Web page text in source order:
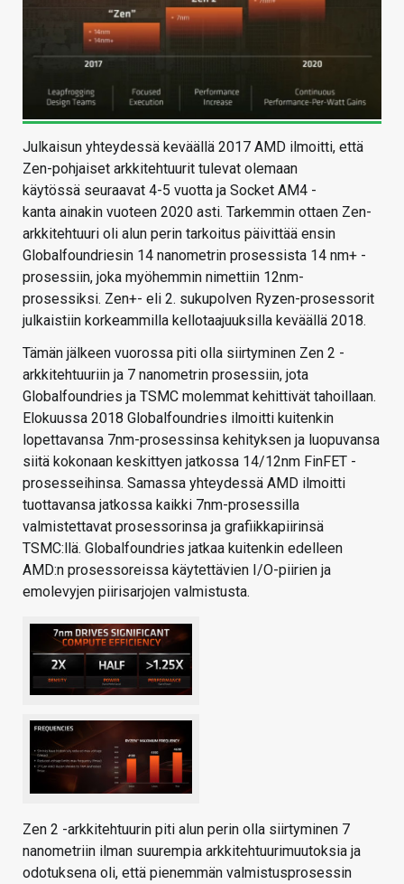
Julkaisun yhteydessä keväällä 2017 AMD ilmoitti, että
Zen-pohjaiset arkkitehtuurit tulevat olemaan
käytössä seuraavat 4-5 vuotta ja Socket AM4 -
kanta ainakin vuoteen 2020 asti. Tarkemmin ottaen Zen-
arkkitehtuuri oli alun perin tarkoitus päivittää ensin
Globalfoundriesin 14 nanometrin prosessista 14 nm+ -
prosessiin, joka myöhemmin nimettiin 12nm-
prosessiksi. Zen+- eli 2. sukupolven Ryzen-prosessorit
julkaistiin korkeammilla kellotaajuuksilla keväällä 2018.
Tämän jälkeen vuorossa piti olla siirtyminen Zen 2 -
arkkitehtuuriin ja 7 nanometrin prosessiin, jota
Globalfoundries ja TSMC molemmat kehittivät tahoillaan.
Elokuussa 2018 Globalfoundries ilmoitti kuitenkin
lopettavansa 7nm-prosessinsa kehityksen ja luopuvansa
siitä kokonaan keskittyen jatkossa 14/12nm FinFET -
prosesseihinsa. Samassa yhteydessä AMD ilmoitti
tuottavansa jatkossa kaikki 7nm-prosessilla
valmistettavat prosessorinsa ja grafiikkapiirinsä
TSMC:llä. Globalfoundries jatkaa kuitenkin edelleen
AMD:n prosessoreissa käytettävien I/O-piirien ja
emolevyjen piirisarjojen valmistusta.
Zen 2 -arkkitehtuurin piti alun perin olla siirtyminen 7
nanometriin ilman suurempia arkkitehtuurimuutoksia ja
odotuksena oli, että pienemmän valmistusprosessin